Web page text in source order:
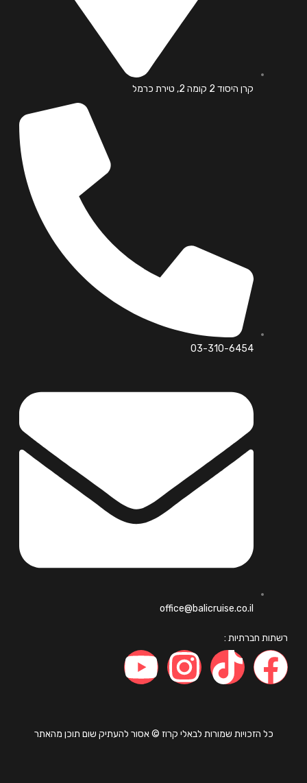
קרן היסוד 2 קומה 2, טירת כרמל
03-310-6454
office@balicruise.co.il
חברתיות :
כל הזכויות שמורות לבאלי קרוז © אסור להעתיק שום תוכן מהאתר